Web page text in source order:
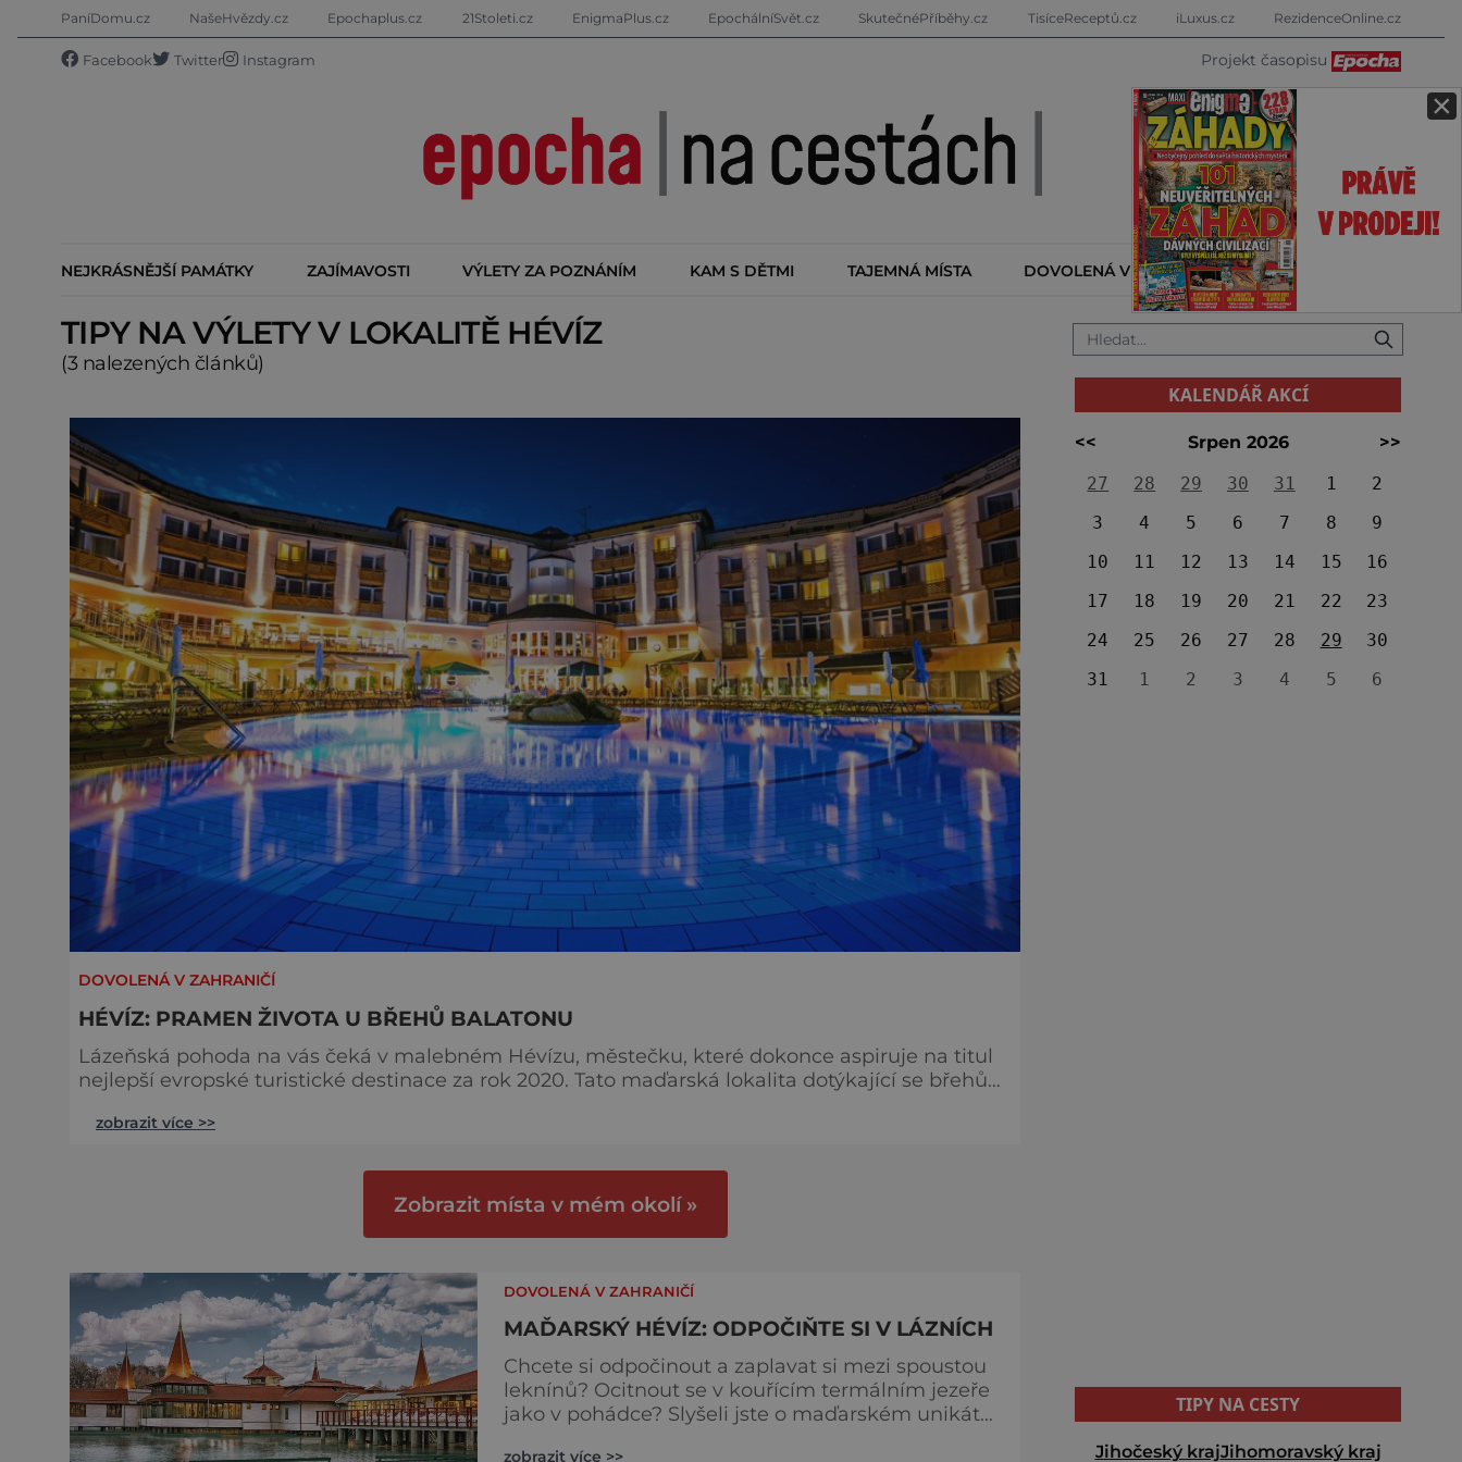
×
PaníDomu.cz NašeHvězdy.cz Epochaplus.cz 21Stoleti.cz EnigmaPlus.cz EpochálníSvět.cz SkutečnéPříběhy.cz TisíceReceptů.cz iLuxus.cz RezidenceOnline.cz
Facebook Twitter Instagram Projekt časopisu
NEJKRÁSNĚJŠÍ PAMÁTKY ZAJÍMAVOSTI VÝLETY ZA POZNÁNÍM KAM S DĚTMI TAJEMNÁ MÍSTA DOVOLENÁ V ZAHRANIČÍ KALENDÁŘ AKCÍ
TIPY NA VÝLETY V LOKALITĚ HÉVÍZ
(3 nalezených článků)
DOVOLENÁ V ZAHRANIČÍ
HÉVÍZ: PRAMEN ŽIVOTA U BŘEHŮ BALATONU
Lázeňská pohoda na vás čeká v malebném Hévízu, městečku, které dokonce aspiruje na titul
nejlepší evropské turistické destinace za rok 2020. Tato maďarská lokalita dotýkající se břehů
mnohem víc. Právě koupání ve vodě poseté pestrobarevnými lekníny v kouřícím termálním
zobrazit více >>
Zobrazit místa v mém okolí »
DOVOLENÁ V ZAHRANIČÍ
MAĎARSKÝ HÉVÍZ: ODPOČIŇTE SI V LÁZNÍCH
Chcete si odpočinout a zaplavat si mezi spoustou
leknínů? Ocitnout se v kouřícím termálním jezeře
jako v pohádce? Slyšeli jste o maďarském unikátu
zobrazit více >>
KALENDÁŘ AKCÍ
<< Srpen 2026
>>
27
28 29 30 31 1
2
3
4 5 6 7 8
9
10
11 12 13 14 15
16
17
18 19 20 21 22
23
24
25 26 27 28 29
30
31
1 2 3 4 5 6
TIPY NA CESTY
Jihočeský krajJihomoravský kraj